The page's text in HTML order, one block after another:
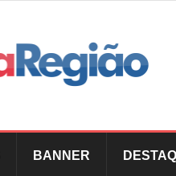
BANNER